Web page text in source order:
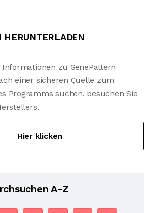
HERUNTERLADEN
Informationen zu GenePattern
einer sicheren Quelle zum
Programms suchen, besuchen Sie
Hier klicken
A-Z